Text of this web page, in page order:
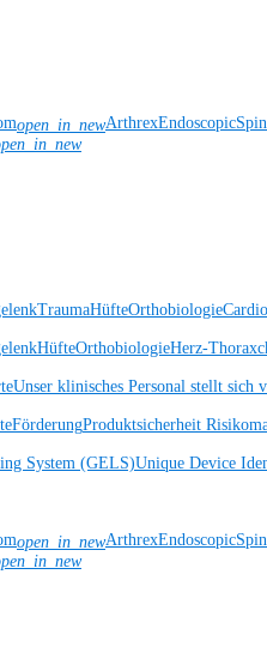
open_in_new
TraumaHüfteOrthobiologie
HüfteOrthobiologieHerz-
Unser klinisches Personal stellt sich
FörderungProduktsicherheit
System (GELS)Unique Device
open_in_new